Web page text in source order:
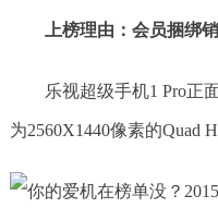
上榜理由：会员捆绑
乐视超级手机1 Pro正
为2560X1440像素的Quad